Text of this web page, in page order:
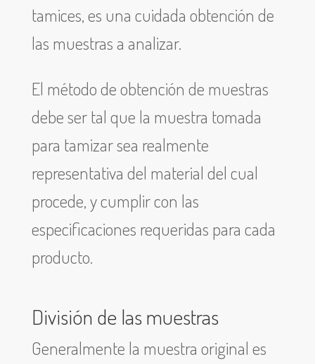
tamices, es una cuidada obtención de
las muestras a analizar.
El método de obtención de muestras
debe ser tal que la muestra tomada
para tamizar sea realmente
representativa del material del cual
procede, y cumplir con las
especificaciones requeridas para cada
producto.
División de las muestras
Generalmente la muestra original es